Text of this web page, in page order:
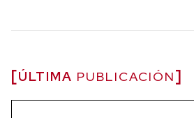
ÚLTIMA PUBLICACIÓN